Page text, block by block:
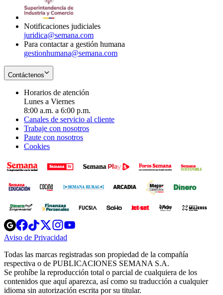
Notificaciones judiciales
juridica@semana.com
Para contactar a gestión humana
gestionhumana@semana.com
Contáctenos
Horarios de atención
Lunes a Viernes
8:00 a.m. a 6:00 p.m.
Canales de servicio al cliente
Trabaje con nosotros
Paute con nosotros
Cookies
Opens
in
new
Opens
in
new
Opens
in
new
window
Opens
new
windowwindow
Aviso de Privacidad
new
window
Todas las marcas registradas son propiedad de la compañía
respectiva o de PUBLICACIONES SEMANA S.A.
Se prohíbe la reproducción total o parcial de cualquiera de los
contenidos que aquí aparezca, así como su traducción a cualquier
idioma sin autorización escrita por su titular.